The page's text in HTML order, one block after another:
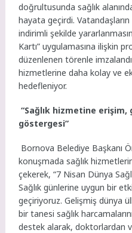
doğrultusunda sağlık
hayata geçirdi.
indirimli şekilde
Kartı” uygulamasına ilişkin
düzenlenen törenle
hizmetlerine daha kolay ve
hedefleniyor.
“Sağlık hizmetine
göstergesi”
Bornova Belediye Başkanı
konuşmada sağlık
çekerek, “7 Nisan Dünya
Sağlık günlerine uygun bir
geçiriyoruz. Gelişmiş dünya
bir tanesi sağlık
destek alarak, doktorlardan